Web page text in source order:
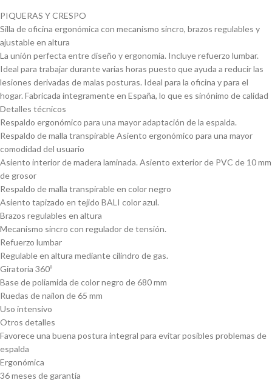
PIQUERAS Y CRESPO
Silla de oficina ergonómica con mecanismo sincro, brazos regulables y
ajustable en altura
La unión perfecta entre diseño y ergonomía. Incluye refuerzo lumbar.
Ideal para trabajar durante varias horas puesto que ayuda a reducir las
lesiones derivadas de malas posturas. Ideal para la oficina y para el
hogar. Fabricada integramente en España, lo que es sinónimo de calidad
Detalles técnicos
Respaldo ergonómico para una mayor adaptación de la espalda.
Respaldo de malla transpirable Asiento ergonómico para una mayor
comodidad del usuario
Asiento interior de madera laminada. Asiento exterior de PVC de 10 mm
de grosor
Respaldo de malla transpirable en color negro
Asiento tapizado en tejido BALI color azul.
Brazos regulables en altura
Mecanismo sincro con regulador de tensión.
Refuerzo lumbar
Regulable en altura mediante cilindro de gas.
Giratoria 360º
Base de poliamida de color negro de 680 mm
Ruedas de nailon de 65 mm
Uso intensivo
Otros detalles
Favorece una buena postura integral para evitar posibles problemas de
espalda
Ergonómica
36 meses de garantía